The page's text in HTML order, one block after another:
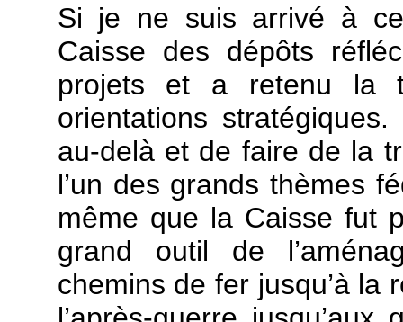
Si je ne suis arrivé à
Caisse des dépôts
projets et a retenu la
orientations
au-delà et de faire de la
l’un des grands thèmes
même que la Caisse fut
grand outil de
chemins de fer jusqu’à la